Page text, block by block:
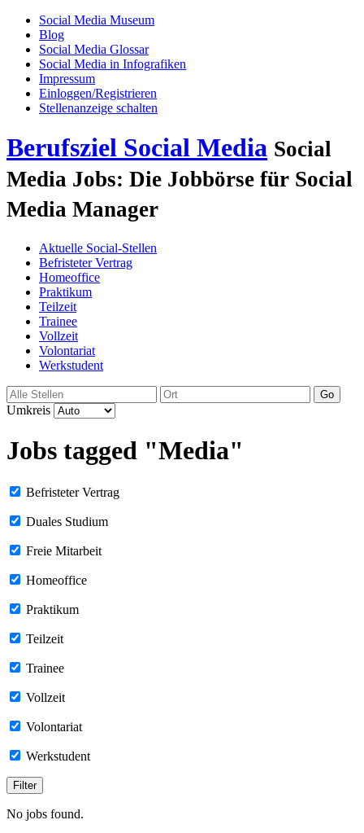
Social Media Museum
Blog
Social Media Glossar
Social Media in Infografiken
Impressum
Einloggen/Registrieren
Stellenanzeige schalten
Berufsziel Social Media Social
Media Jobs: Die Jobbörse für Social
Media Manager
Aktuelle Social-Stellen
Befristeter Vertrag
Homeoffice
Praktikum
Teilzeit
Trainee
Vollzeit
Volontariat
Werkstudent
Go
Umkreis
Jobs tagged "Media"
Befristeter Vertrag
Duales Studium
Freie Mitarbeit
Homeoffice
Praktikum
Teilzeit
Trainee
Vollzeit
Volontariat
Werkstudent
No jobs found.